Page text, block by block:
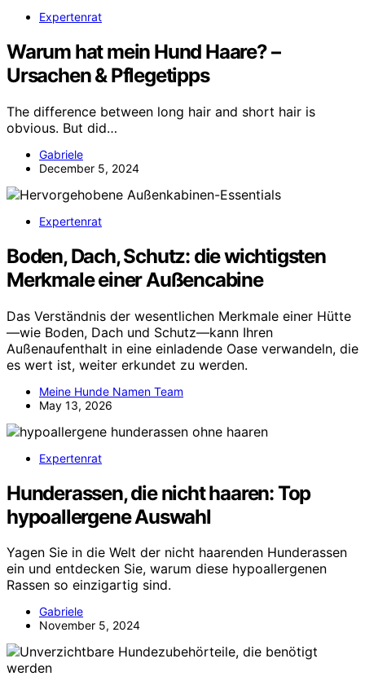
Expertenrat
Warum hat mein Hund Haare? –
Ursachen & Pflegetipps
The difference between long hair and short hair is
obvious. But did…
Gabriele
December 5, 2024
Expertenrat
Boden, Dach, Schutz: die wichtigsten
Merkmale einer Außencabine
Das Verständnis der wesentlichen Merkmale einer Hütte
—wie Boden, Dach und Schutz—kann Ihren
Außenaufenthalt in eine einladende Oase verwandeln, die
es wert ist, weiter erkundet zu werden.
Meine Hunde Namen Team
May 13, 2026
Expertenrat
Hunderassen, die nicht haaren: Top
hypoallergene Auswahl
Yagen Sie in die Welt der nicht haarenden Hunderassen
ein und entdecken Sie, warum diese hypoallergenen
Rassen so einzigartig sind.
Gabriele
November 5, 2024